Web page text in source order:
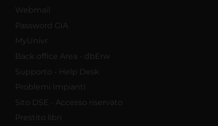
Webmail
Password GIA
MyUnivr
Back office Area - dbErw
Supporto - Help Desk
Problemi Impianti
Sito DSE - Accesso riservato
Prestito libri